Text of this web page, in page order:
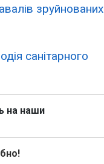
зруйнованих
санітарного
на наши